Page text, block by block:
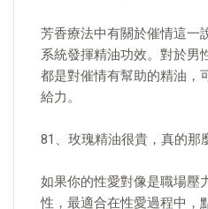
芳香療法中有關於催情這一
系統發揮精油功效。對於男
都是對催情有幫助的精油，
給力。
81、玫瑰精油很貴，真的那
如果你的性愛對像是職場壓
性，最適合在性愛過程中，